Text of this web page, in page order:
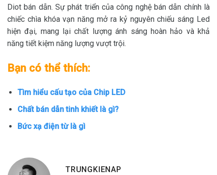
Diot bán dẫn. Sự phát triển của công nghệ bán dẫn chính là
chiếc chìa khóa vạn năng mở ra kỷ nguyên chiếu sáng Led
hiện đại, mang lại chất lượng ánh sáng hoàn hảo và khả
năng tiết kiệm năng lượng vượt trội.
Bạn có thể thích:
Tìm hiểu cấu tạo của Chip LED
Chất bán dẫn tinh khiết là gì?
Bức xạ điện từ là gì
TRUNGKIENAP